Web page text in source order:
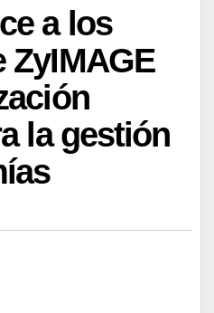
a los
ZyIMAGE
la gestión